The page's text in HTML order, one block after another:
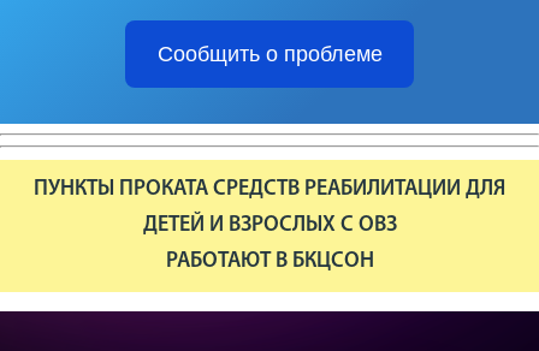
Сообщить о проблеме
ПУНКТЫ ПРОКАТА СРЕДСТВ РЕАБИЛИТАЦИИ ДЛЯ
ДЕТЕЙ И ВЗРОСЛЫХ С ОВЗ
РАБОТАЮТ В БКЦСОН